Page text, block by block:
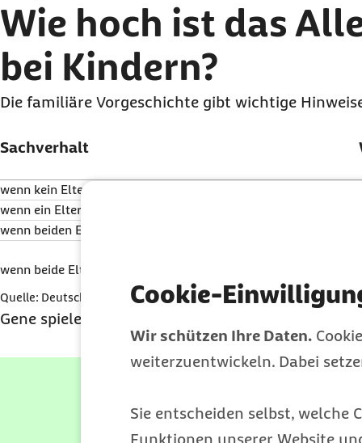
Cookie-
Wir schützen Ihre Daten.
weiterzuentwickeln. Dabei
Sie entscheiden selbst, welche
Funktionen unserer Website
Wie hoch ist das
bei Kindern?
Die familiäre Vorgeschichte gibt wichtige
Sachverhalt
wenn kein Elternteil allergisch ist
wenn ein Elternteil allergisch ist
wenn beiden Elternteile allergisch sind
wenn beide Elternteile allergisch mit derselben Allergie sind
Quelle: Deutscher Allergie- und Asthmabund (DAAB)
Gene spielen also eine große Rolle, aber sie sind
Allergie
Hyposensibilisierung
Kann
Jetzt informieren